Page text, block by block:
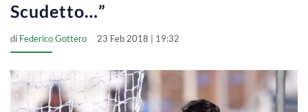
Scudetto…”
di Federico Gottero 23 Feb 2018 | 19:32